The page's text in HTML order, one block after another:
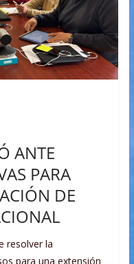
ANTE
PARA
DE
resolver la
para una extensión